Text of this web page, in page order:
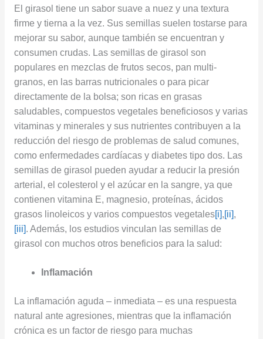
El girasol tiene un sabor suave a nuez y una textura
firme y tierna a la vez. Sus semillas suelen tostarse para
mejorar su sabor, aunque también se encuentran y
consumen crudas. Las semillas de girasol son
populares en mezclas de frutos secos, pan multi-
granos, en las barras nutricionales o para picar
directamente de la bolsa; son ricas en grasas
saludables, compuestos vegetales beneficiosos y varias
vitaminas y minerales y sus nutrientes contribuyen a la
reducción del riesgo de problemas de salud comunes,
como enfermedades cardíacas y diabetes tipo dos. Las
semillas de girasol pueden ayudar a reducir la presión
arterial, el colesterol y el azúcar en la sangre, ya que
contienen vitamina E, magnesio, proteínas, ácidos
grasos linoleicos y varios compuestos vegetales[i],[ii],
[iii]. Además, los estudios vinculan las semillas de
girasol con muchos otros beneficios para la salud:
Inflamación
La inflamación aguda – inmediata – es una respuesta
natural ante agresiones, mientras que la inflamación
crónica es un factor de riesgo para muchas